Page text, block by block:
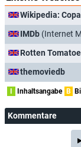
Wikipedia:
IMDb (Internet
Rotten
themoviedb
I Inhaltsangabe B
Kommentare